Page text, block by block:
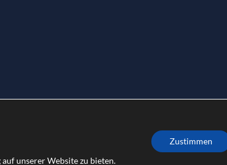
unserer Website zu bieten.
Zustimmen